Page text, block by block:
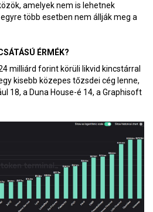
amelyek nem is lehetnek
több esetben nem állják meg a
ÉRMÉK?
milliárd forint körüli likvid kincstárral
kisebb közepes tőzsdei cég lenne,
18, a Duna House-é 14, a Graphisoft